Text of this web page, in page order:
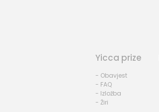
Yicca prize
- Obavjest
- FAQ
- Izložba
- Žiri